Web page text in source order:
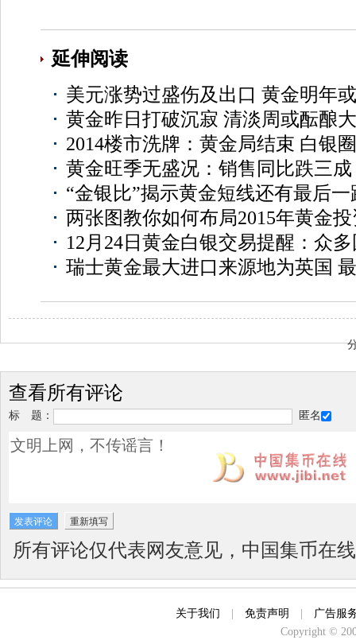
延伸阅读
美元涨势过盛伤及出口 黄金明年
黄金昨日打破沉寂 清淡周或酝酿
2014楼市洗牌：黄金局结束 白银
黄金旺季无盛况：销售同比跌三成
“金银比”揭示黄金短线还有最后一
两张图教你如何布局2015年黄金
12月24日黄金白银交易提醒：众
瑞士黄金最大进口来源地为英国
查看所有评论
标 题： 匿名
所有评论仅代表网友意见，中国集币在
关于我们 免责声明
广告服
Copyright ©